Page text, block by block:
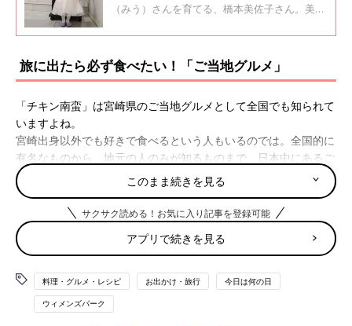
症】
（みう）さんを育てる、橋本美佐子さん。美海
と診断されました。美海さんの主な症状は低身
佐子さんと美海さんに病気のことや小学校・中
学校生活、ピアノを習い始めたきっかけなどを
聞きました。全2回のインタビューの後編で
す。
旅に出たら必ず食べたい！「ご当地グルメ」
「チキン南蛮」は宮崎県のご当地グルメとして全国でも知られて
いますよね。
宮崎出身以外でも好きで食べるという人もいるのでは。全国的に
有名なものから、地元の人のみが知るものまで、日本中にあるご
当地グルメ・郷土料理を先輩ママたちに聞いてみました。
■「なごやめし」として浸透しつつある名古屋はご当地グ
ルメが豊富！
「個人的に好きなのは『ひつまぶし』です。『あつた蓬莱軒（ほ
うらいけん）』は並びます。ラシックに入っているお店のひつま
ぶしも美味しいのでおすすめです」
このまま続きを見る
サクサク読める！お気に入り記事を登録可能
アプリで続きを見る
料理・グルメ・レシピ お出かけ・旅行 今日は何の日
ウィメンズパーク